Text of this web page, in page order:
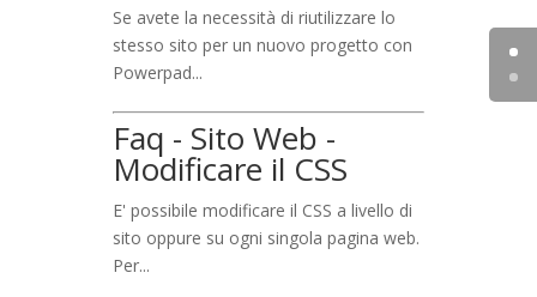
Se avete la necessità di riutilizzare lo
stesso sito per un nuovo progetto con
Powerpad...
Faq - Sito Web -
Modificare il CSS
E' possibile modificare il CSS a livello di
sito oppure su ogni singola pagina web.
Per...